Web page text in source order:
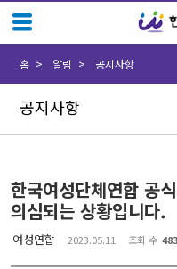
공지사항
홈 알림 공지사항
한국여성단체연합 공
의심되는 상황입니다.
여성연합 2023.05.11 조회 수 483